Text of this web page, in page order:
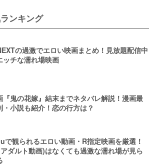
ンキング
の過激でエロい映画まとめ！見放題配信中
ッチな濡れ場映画
『鬼の花嫁』結末までネタバレ解説！漫画最
・小説も紹介！恋の行方は？
で観られるエロい動画・R指定映画を厳選！
ダルト動画)はなくても過激な濡れ場が見ら